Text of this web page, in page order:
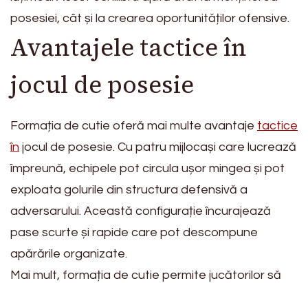
posesiei, cât și la crearea oportunităților ofensive.
Avantajele tactice în
jocul de posesie
Formația de cutie oferă mai multe avantaje tactice
în jocul de posesie. Cu patru mijlocași care lucrează
împreună, echipele pot circula ușor mingea și pot
exploata golurile din structura defensivă a
adversarului. Această configurație încurajează
pase scurte și rapide care pot descompune
apărările organizate.
Mai mult, formația de cutie permite jucătorilor să